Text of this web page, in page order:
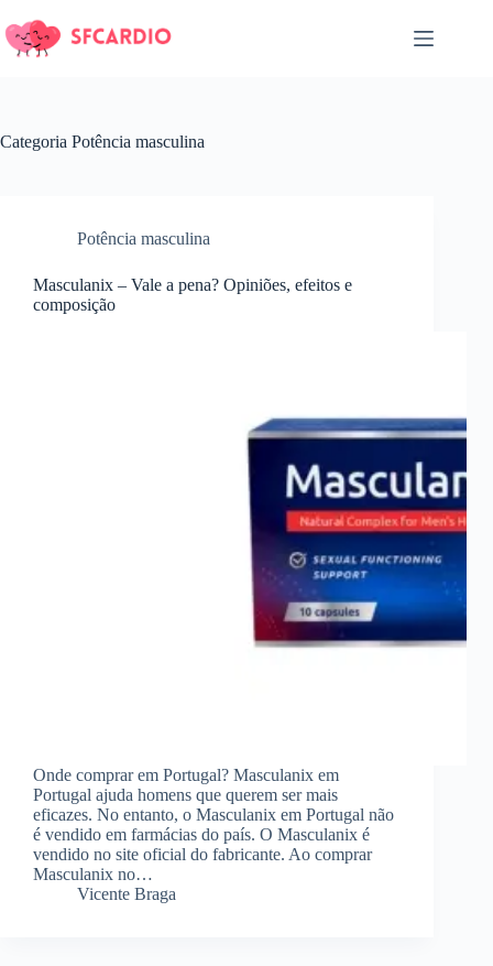
para
Categoria Potência masculina
Potência masculina
Masculanix – Vale a pena? Opiniões, efeitos e
composição
Onde comprar em Portugal? Masculanix em
Portugal ajuda homens que querem ser mais
eficazes. No entanto, o Masculanix em Portugal não
é vendido em farmácias do país. O Masculanix é
vendido no site oficial do fabricante. Ao comprar
Masculanix no…
Vicente Braga